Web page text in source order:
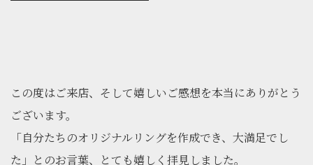
この度はご来店、そして嬉しいご感想を本当にありがとう
ございます。
「自分たちのオリジナルリングを作成でき、大満足でし
た」とのお言葉、とても嬉しく拝見しました。